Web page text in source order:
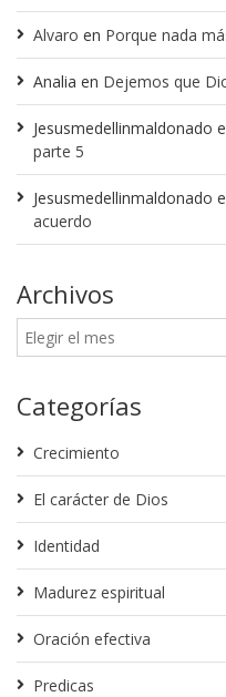
Alvaro en Porque nada
Analia en Dejemos que
Jesusmedellinmaldonado
parte 5
Jesusmedellinmaldonado
acuerdo
Archivos
Categorías
Crecimiento
El carácter de Dios
Identidad
Madurez espiritual
Oración efectiva
Predicas